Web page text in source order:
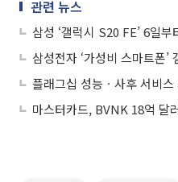
관련 뉴스
삼성 ‘갤럭시 S20 FE’ 6일
플래그십 성능ㆍ사후 서비